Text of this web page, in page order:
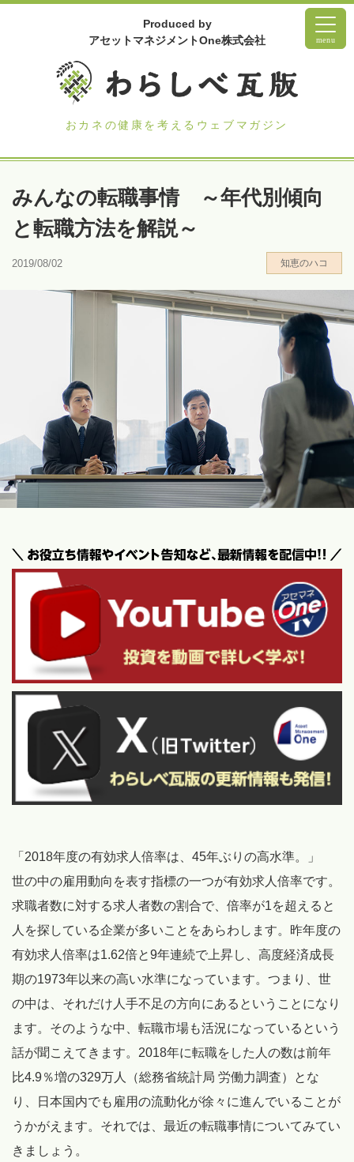
Produced by
アセットマネジメントOne株式会社
おカネの健康を考えるウェブマガジン
menu
みんなの転職事情 ～年代別傾向
と転職方法を解説～
2019/08/02 知恵のハコ
「2018年度の有効求人倍率は、45年ぶりの高水準。」
世の中の雇用動向を表す指標の一つが有効求人倍率です。
求職者数に対する求人者数の割合で、倍率が1を超えると
人を探している企業が多いことをあらわします。昨年度の
有効求人倍率は1.62倍と9年連続で上昇し、高度経済成長
期の1973年以来の高い水準になっています。つまり、世
の中は、それだけ人手不足の方向にあるということになり
ます。そのような中、転職市場も活況になっているという
話が聞こえてきます。2018年に転職をした人の数は前年
比4.9％増の329万人（総務省統計局 労働力調査）とな
り、日本国内でも雇用の流動化が徐々に進んでいることが
うかがえます。それでは、最近の転職事情についてみてい
きましょう。